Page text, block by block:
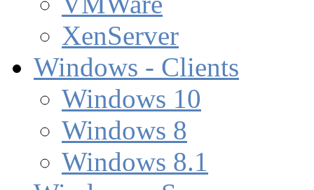
XenServer
Windows - Clients
Windows 10
Windows 8
Windows 8.1